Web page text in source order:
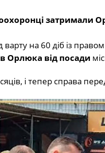
затримали
варту на 60 діб із
Орлюка від посади
і тепер справа